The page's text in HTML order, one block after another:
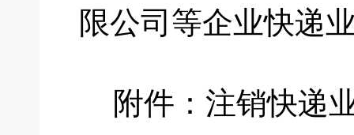
限公司等企业快递
附件：注销快递